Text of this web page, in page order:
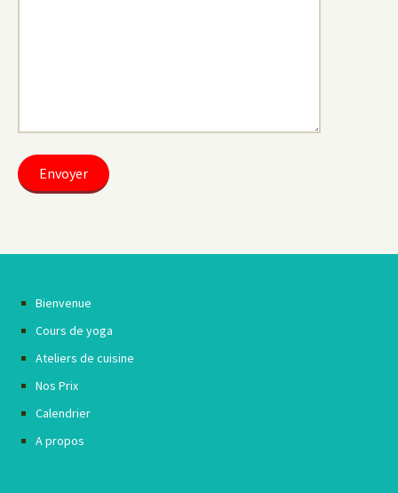
Bienvenue
Cours de yoga
Ateliers de cuisine
Nos Prix
Calendrier
A propos